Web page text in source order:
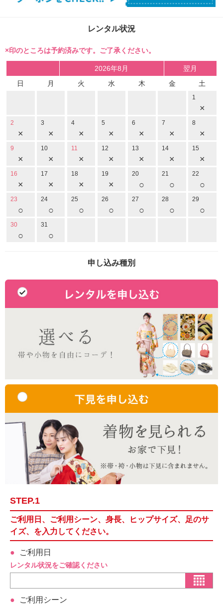
レンタル状況
×印のところは予約済みです。ご了承ください。
2026年8月
翌月
日
月 火 水 木 金 土
1
×
2
×
3
×
4
×
5
×
6
×
7
×
8
×
9
×
10
×
11
×
12
×
13
×
14
×
15
×
16
×
17
×
18
×
19
×
20
○
21
○
22
○
23
○
24
○
25
○
26
○
27
○
28
○
29
○
30
○
31
○
申し込み種別
STEP.1
ご利用日、ご利用シーン、身長、ヒップサイズ、足のサ
イズ、を入力してください。
ご利用日
レンタル状況をご確認ください
ご利用シーン